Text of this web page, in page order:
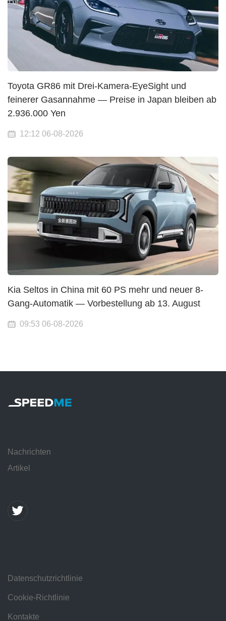
Toyota GR86 mit Drei-Kamera-EyeSight und
feinerer Gasannahme — Preise in Japan bleiben ab
2.936.000 Yen
12:12 06-08-2026
Kia Seltos in China mit 60 PS mehr und neuer 8-
Gang-Automatik — Vorbestellung ab 13. August
09:53 06-08-2026
Nachrichten
Artikel
Datenschutzrichtlinie
Cookie-Richtlinie
Kontakte